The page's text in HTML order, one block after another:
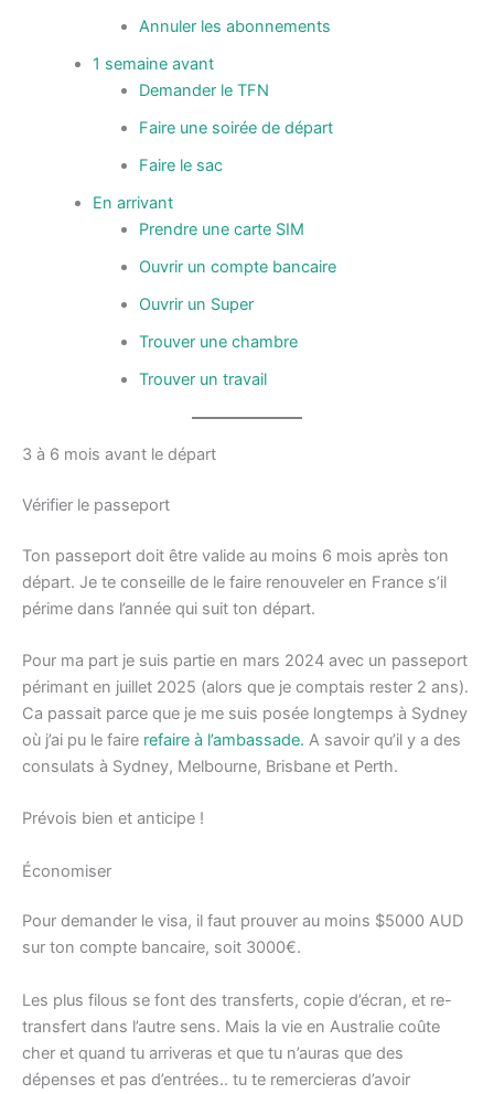
Annuler les abonnements
1 semaine avant
Demander le TFN
Faire une soirée de départ
Faire le sac
En arrivant
Prendre une carte SIM
Ouvrir un compte bancaire
Ouvrir un Super
Trouver une chambre
Trouver un travail
3 à 6 mois avant le départ
Vérifier le passeport
Ton passeport doit être valide au moins 6 mois après ton
départ. Je te conseille de le faire renouveler en France s’il
périme dans l’année qui suit ton départ.
Pour ma part je suis partie en mars 2024 avec un passeport
périmant en juillet 2025 (alors que je comptais rester 2 ans).
Ca passait parce que je me suis posée longtemps à Sydney
où j’ai pu le faire refaire à l’ambassade. A savoir qu’il y a des
consulats à Sydney, Melbourne, Brisbane et Perth.
Prévois bien et anticipe !
Économiser
Pour demander le visa, il faut prouver au moins $5000 AUD
sur ton compte bancaire, soit 3000€.
Les plus filous se font des transferts, copie d’écran, et re-
transfert dans l’autre sens. Mais la vie en Australie coûte
cher et quand tu arriveras et que tu n’auras que des
dépenses et pas d’entrées.. tu te remercieras d’avoir